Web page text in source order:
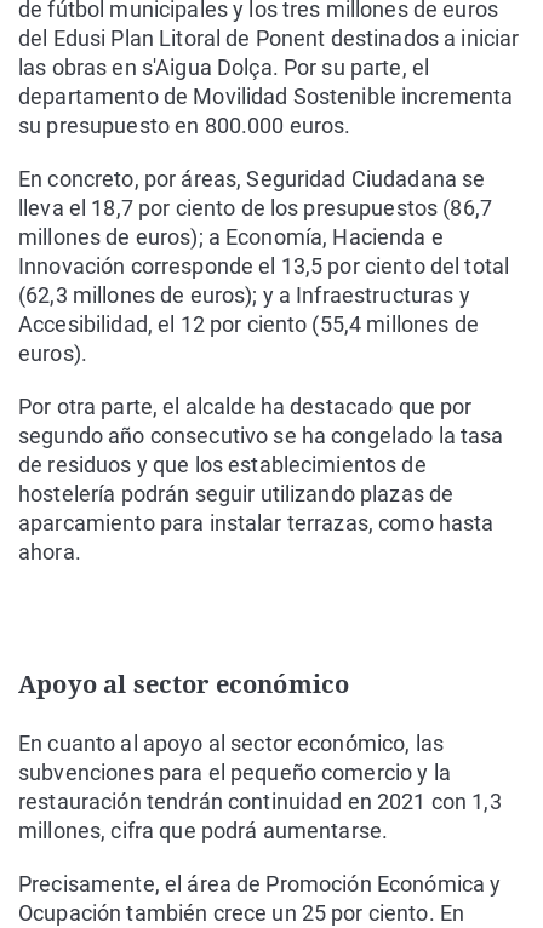
de fútbol municipales y los tres millones de euros
del Edusi Plan Litoral de Ponent destinados a iniciar
las obras en s'Aigua Dolça. Por su parte, el
departamento de Movilidad Sostenible incrementa
su presupuesto en 800.000 euros.
En concreto, por áreas, Seguridad Ciudadana se
lleva el 18,7 por ciento de los presupuestos (86,7
millones de euros); a Economía, Hacienda e
Innovación corresponde el 13,5 por ciento del total
(62,3 millones de euros); y a Infraestructuras y
Accesibilidad, el 12 por ciento (55,4 millones de
euros).
Por otra parte, el alcalde ha destacado que por
segundo año consecutivo se ha congelado la tasa
de residuos y que los establecimientos de
hostelería podrán seguir utilizando plazas de
aparcamiento para instalar terrazas, como hasta
ahora.
Apoyo al sector económico
En cuanto al apoyo al sector económico, las
subvenciones para el pequeño comercio y la
restauración tendrán continuidad en 2021 con 1,3
millones, cifra que podrá aumentarse.
Precisamente, el área de Promoción Económica y
Ocupación también crece un 25 por ciento. En